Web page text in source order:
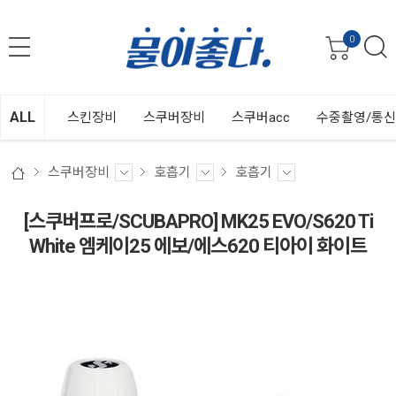
0
ALL 스킨장비 스쿠버장비 스쿠버acc 수중촬영/통
스쿠버장비 호흡기 호흡기
[스쿠버프로/SCUBAPRO] MK25 EVO/S620 Ti
White 엠케이25 에보/에스620 티아이 화이트